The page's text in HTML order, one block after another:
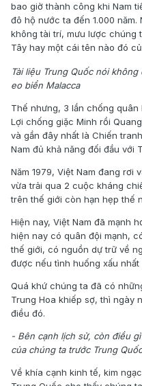
bao giờ thành công khi Nam
đô hộ nước ta đến 1.000
không tài trí, mưu lược chúng
Tây hay một cái tên nào đó
Tài liệu Trung Quốc nói
eo biển Malacca
Thế nhưng, 3 lần chống
Lợi chống giặc Minh rồi
và gần đây nhất là Chiến
Nam đủ khả năng đối đầu với
Năm 1979, Việt Nam đang rơi
vừa trải qua 2 cuộc kháng
trên thế giới còn hạn hẹp thế
Hiện nay, Việt Nam đã mạnh
hiện nay có quân đội mạnh,
thế giới, có nguồn dự trữ về
được nếu tình huống xấu nhất
Quá khứ chúng ta đã có
Trung Hoa khiếp sợ, thì ngày
điều đó.
- Bên cạnh lịch sử, còn điều
của chúng ta trước Trung
Về khía cạnh kinh tế, kim